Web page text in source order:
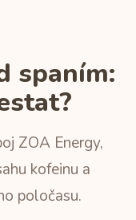
spaním:
ZOA Energy,
kofeinu a
poločasu.